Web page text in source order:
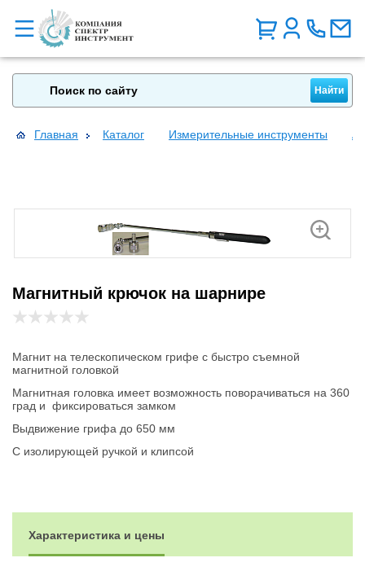
Главная Каталог Измерительные инструменты
Магнитный крючок на шарнире
Магнит на телескопическом грифе с быстро съемной
магнитной головкой
Магнитная головка имеет возможность поворачиваться на 360
град и фиксироваться замком
Выдвижение грифа до 650 мм
С изолирующей ручкой и клипсой
Характеристика и цены